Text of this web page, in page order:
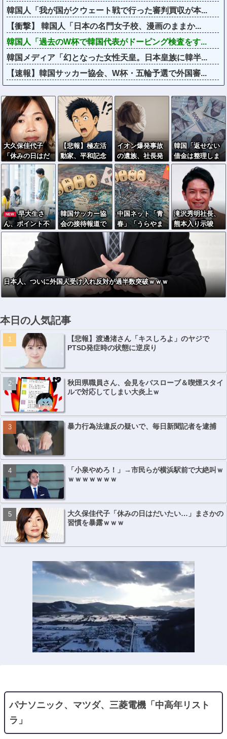
韓国人「我が国がクウェート戦で行った審判買収が本...
【衝撃】 韓国人「日本の名門女子校、漫画のままか...
韓国人「過去のW杯で韓国代表がドーピング検査をす...
韓国メディア「幻となった女性天皇。日本皇族に韓半...
【速報】韓国サッカー協会、W杯・五輪予選で外国審...
大久保佳代子
「休みの日はだ
いたい…」まさ
かの習慣を暴露
ｗｗｗ
【悲報】極左活
動家、平和記念
公園で「座り込
んで闘う！」と
意気込むも… →
警察に完全排除
されてしまう
………
イオン爆発事故
の遺族、社長発
言にブチギレ
「本当のことを
話して」
韓国「返せない
借金は整理しま
す」→延滞者、
なぜか増え続け
る…
NEW
早大生さ
ん、ポイント不
正で無銭飲食ｗ
ｗｗ大学が異例
の警告へ
韓国サッカー協
会の接待報道で
「2002年も調べ
ろ」の声続出ｗ
中国ネット「青
春」「うらやま
しい」「アニメ
の世界が現実
に」
滝沢秀明社長、
熊本入り示唆
「男手が必要。
時間を見つけて
行きたい」
日本人、ついに外国人受け入れ反対が過半数突破ｗｗｗ
本日の人気記事
【悲報】渡邊渚さん「キスしろよ」のヤジで
PTSD発症時の状態に逆戻り
秋田県職員さん、会見をバスローブ＆喫煙スタイ
ルで対応してしまい大炎上ｗ
暴力行為法違反の疑いで、毎日新聞記者を逮捕
「小泉やめろ！」→市民らが横浜駅前で大絶叫ｗ
ｗｗｗｗｗｗｗ
大久保佳代子「休みの日はだいたい…」まさかの
習慣を暴露ｗｗｗ
パナソニック、マツダ、三菱電機「中高年リスト
ラ」